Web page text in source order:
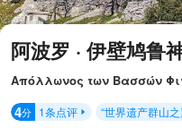
阿波罗 · 伊壁鸠鲁
Απόλλωνος των Βασσών
4分 1条点评  “世界遗产群山